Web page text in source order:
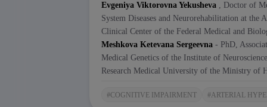
video lecture,Evgeniya Viktorovna
Diseases and Neurorehabilitation at the
Scientific and Clinical Center of the
Sergeevna Meshkova,Associate
Medical Genetics at the Institute of
National Research Medical University ,
Evgeniya Viktorovna Yekusheva , Doctor of
System Diseases and Neurorehabilitation at the
Clinical Center of the Federal Medical and
Meshkova Ketevana Sergeevna - PhD,
Medical Genetics of the Institute of
Research Medical University of the Ministry of
#COGNITIVE IMPAIRMENT #ARTERIAL